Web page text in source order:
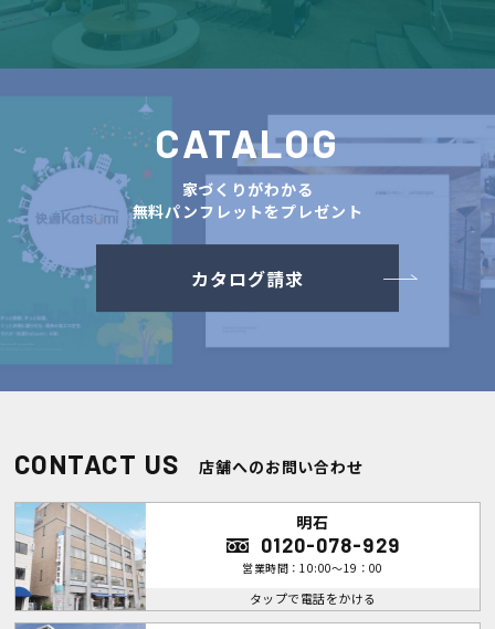
CATALOG
家づくりがわかる
無料パンフレットをプレゼント
カタログ請求
CONTACT US 店舗へのお問い合わせ
明石
0120-078-929
営業時間：10:00～19：00
タップで電話をかける